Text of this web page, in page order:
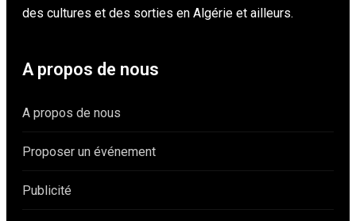
des cultures et des sorties en Algérie et ailleurs.
A propos de nous
A propos de nous
Proposer un événement
Publicité